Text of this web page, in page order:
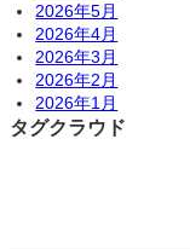
2026年5月
2026年4月
2026年3月
2026年2月
2026年1月
タグクラウド